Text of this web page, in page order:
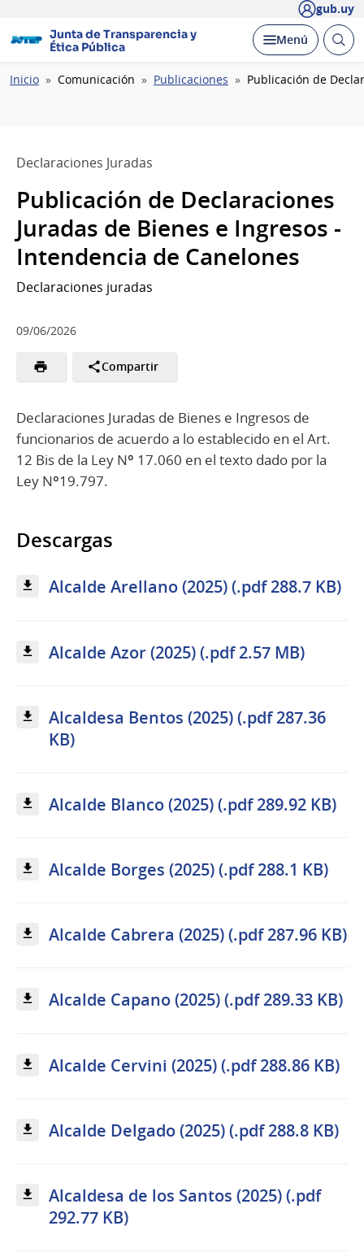
gub.uy
Junta de Transparencia y
Ética Pública
Desplegar
Menú Abrir
Ruta
Inicio Comunicación Publicaciones Publicación de
Declaraciones Juradas
Publicación de Declaraciones
Juradas de Bienes e Ingresos -
Intendencia de Canelones
Declaraciones juradas
09/06/2026
Compartir
Declaraciones Juradas de Bienes e Ingresos de
funcionarios de acuerdo a lo establecido en el Art.
12 Bis de la Ley Nº 17.060 en el texto dado por la
Ley Nº19.797.
Descargas
Alcalde Arellano (2025) (.pdf 288.7 KB)
Alcalde Azor (2025) (.pdf 2.57 MB)
Alcaldesa Bentos (2025) (.pdf 287.36
KB)
Alcalde Blanco (2025) (.pdf 289.92 KB)
Alcalde Borges (2025) (.pdf 288.1 KB)
Alcalde Cabrera (2025) (.pdf 287.96 KB)
Alcalde Capano (2025) (.pdf 289.33 KB)
Alcalde Cervini (2025) (.pdf 288.86 KB)
Alcalde Delgado (2025) (.pdf 288.8 KB)
Alcaldesa de los Santos (2025) (.pdf
292.77 KB)